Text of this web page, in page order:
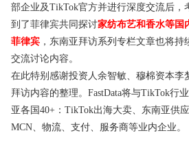
部企业及TikTok官方并进行深度交流后，
到了菲律宾共同探讨家纺布艺和香水等国
菲律宾 ，东南亚拜访系列专栏文章也将
交流讨论内容。
在此特别感谢投资人余智敏、穆棉资本李
拜访内容的整理。FastData将与TikTok行
亚各国40+：TikTok出海大卖、东南亚供
MCN、物流、支付、服务商等业内企业。